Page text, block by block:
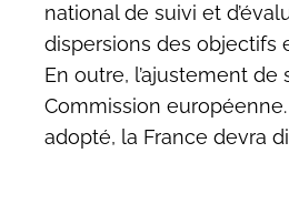
national de suivi et
dispersions des objectifs
En outre, l’ajustement de
Commission européenne.
adopté, la France devra